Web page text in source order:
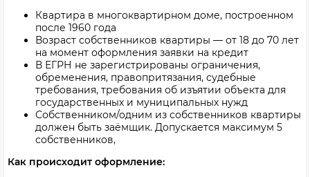
Квартира в многоквартирном доме, построенном
после 1960 года
Возраст собственников квартиры — от 18 до 70 лет
на момент оформления заявки на кредит
В ЕГРН не зарегистрированы ограничения,
обременения, правопритязания, судебные
требования, требования об изъятии объекта для
государственных и муниципальных нужд
Собственником/одним из собственников квартиры
должен быть заёмщик. Допускается максимум 5
собственников,
Как происходит оформление: